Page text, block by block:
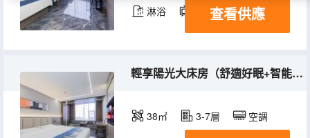
淋浴 電視機
查看供應
輕享陽光大床房（舒適好眠+智能客控+靜享空間）
38㎡ 3-7層 空調